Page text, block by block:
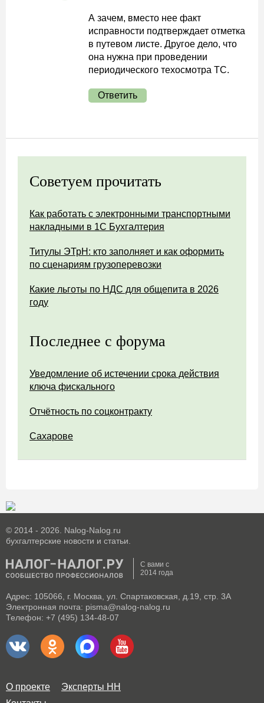
А зачем, вместо нее факт
исправности подтверждает отметка
в путевом листе. Другое дело, что
она нужна при проведении
периодического техосмотра ТС.
Ответить
Советуем прочитать
Как работать с электронными транспортными
накладными в 1С Бухгалтерия
Титулы ЭТрН: кто заполняет и как оформить
по сценариям грузоперевозки
Какие льготы по НДС для общепита в 2026
году
Последнее с форума
Уведомление об истечении срока действия
ключа фискального
Отчётность по соцконтракту
Сахарове
© 2014 - 2026. Nalog-Nalog.ru
бухгалтерские новости и статьи.
С вами с
2014 года
Адрес: 105066, г. Москва, ул. Спартаковская, д.19, стр. 3А
Электронная почта: pisma@nalog-nalog.ru
Телефон: +7 (495) 134-48-07
О проекте
Эксперты НН